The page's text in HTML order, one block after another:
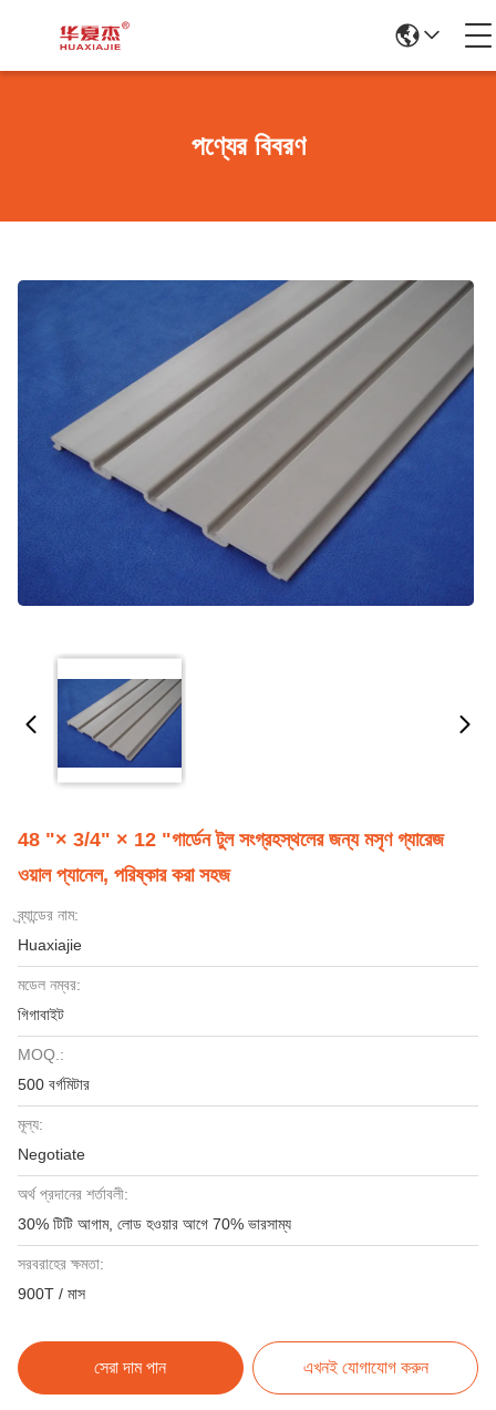
পণ্যের বিবরণ
48 "× 3/4" × 12 "গার্ডেন টুল সংগ্রহস্থলের জন্য মসৃণ গ্যারেজ
ওয়াল প্যানেল, পরিষ্কার করা সহজ
ব্র্যান্ডের নাম:
Huaxiajie
মডেল নম্বর:
গিগাবাইট
MOQ.:
500 বর্গমিটার
মূল্য:
Negotiate
অর্থ প্রদানের শর্তাবলী:
30% টিটি আগাম, লোড হওয়ার আগে 70% ভারসাম্য
সরবরাহের ক্ষমতা:
900T / মাস
সেরা দাম পান এখনই যোগাযোগ করুন